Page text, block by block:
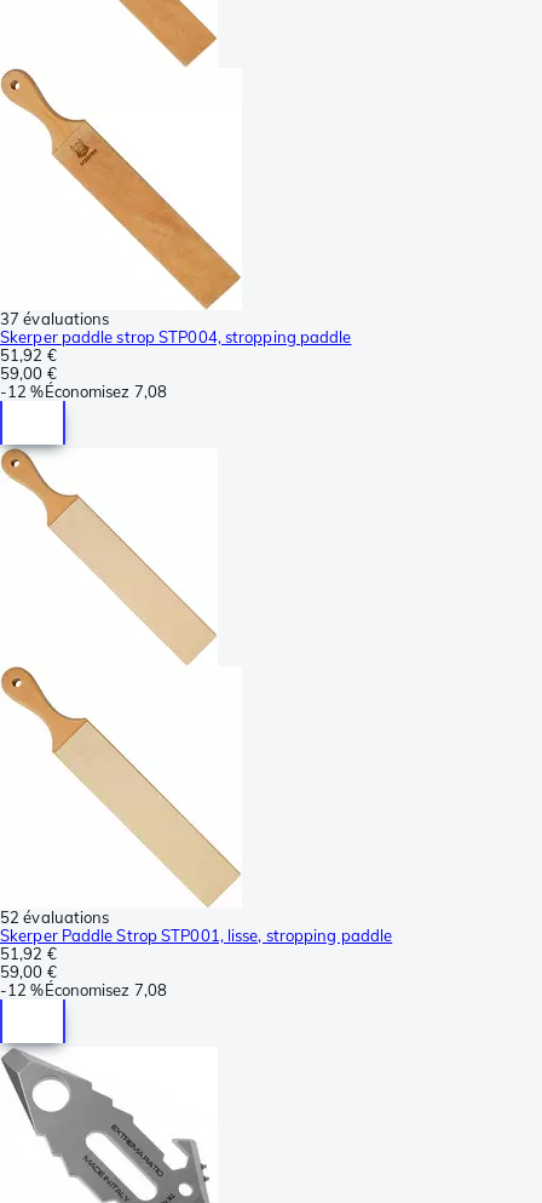
37 évaluations
Skerper paddle strop STP004, stropping paddle
51,92 €
59,00 €
-12 %Économisez 7,08
52 évaluations
Skerper Paddle Strop STP001, lisse, stropping paddle
51,92 €
59,00 €
-12 %Économisez 7,08